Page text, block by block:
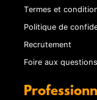
Termes et
Politique de
Recrutement
Foire aux questions